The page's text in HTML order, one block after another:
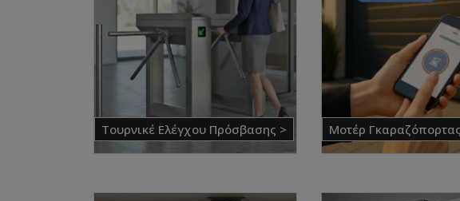
Τουρνικέ Ελέγχου Πρόσβασης > Μοτέρ